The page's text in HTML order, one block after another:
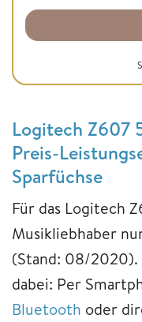
Logitech Z607
Preis-
Sparfüchse
Für das Logitech
Musikliebhaber
(Stand: 08/
dabei: Per
Bluetooth oder